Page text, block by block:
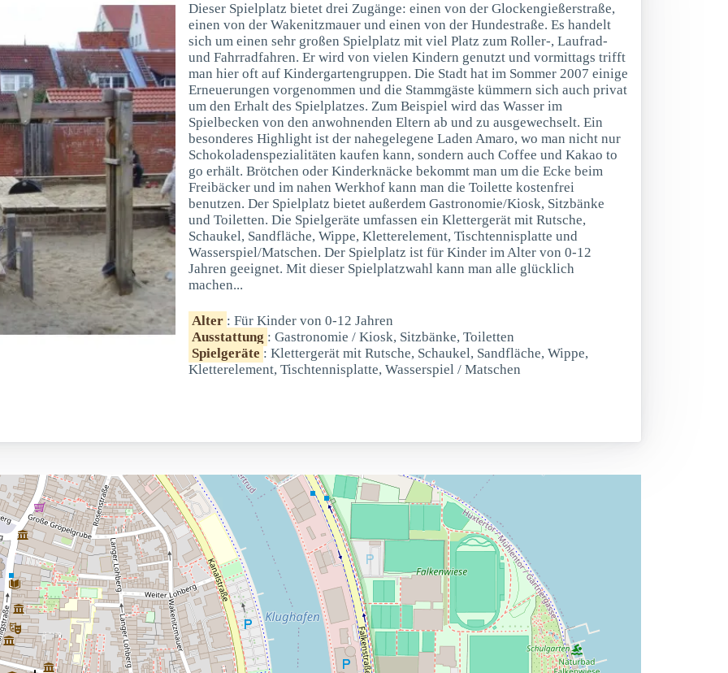
Dieser Spielplatz bietet drei Zugänge: einen von der Glockengießerstraße,
einen von der Wakenitzmauer und einen von der Hundestraße. Es handelt
sich um einen sehr großen Spielplatz mit viel Platz zum Roller-, Laufrad-
und Fahrradfahren. Er wird von vielen Kindern genutzt und vormittags trifft
man hier oft auf Kindergartengruppen. Die Stadt hat im Sommer 2007 einige
Erneuerungen vorgenommen und die Stammgäste kümmern sich auch privat
um den Erhalt des Spielplatzes. Zum Beispiel wird das Wasser im
Spielbecken von den anwohnenden Eltern ab und zu ausgewechselt. Ein
besonderes Highlight ist der nahegelegene Laden Amaro, wo man nicht nur
Schokoladenspezialitäten kaufen kann, sondern auch Coffee und Kakao to
go erhält. Brötchen oder Kinderknäcke bekommt man um die Ecke beim
Freibäcker und im nahen Werkhof kann man die Toilette kostenfrei
benutzen. Der Spielplatz bietet außerdem Gastronomie/Kiosk, Sitzbänke
und Toiletten. Die Spielgeräte umfassen ein Klettergerät mit Rutsche,
Schaukel, Sandfläche, Wippe, Kletterelement, Tischtennisplatte und
Wasserspiel/Matschen. Der Spielplatz ist für Kinder im Alter von 0-12
Jahren geeignet. Mit dieser Spielplatzwahl kann man alle glücklich
machen...
Alter : Für Kinder von 0-12 Jahren
Ausstattung : Gastronomie / Kiosk, Sitzbänke, Toiletten
Spielgeräte : Klettergerät mit Rutsche, Schaukel, Sandfläche, Wippe,
Kletterelement, Tischtennisplatte, Wasserspiel / Matschen